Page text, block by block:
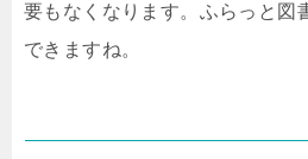
要もなくなります。ふらっと図
できますね。